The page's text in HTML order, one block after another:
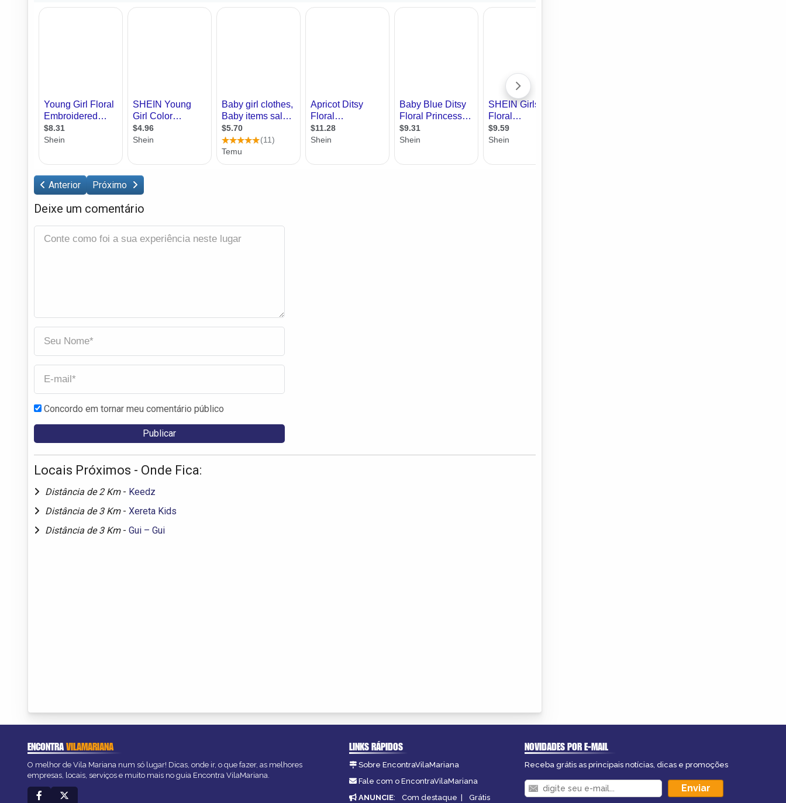
Anterior Próximo
Deixe um comentário
Concordo em tornar meu comentário público
Locais Próximos - Onde Fica:
Distância de 2 Km - Keedz
Distância de 3 Km - Xereta Kids
Distância de 3 Km - Gui – Gui
ENCONTRAVILAMARIANA
O melhor de Vila Mariana num só lugar! Dicas, onde ir, o que fazer, as melhores
empresas, locais, serviços e muito mais no guia Encontra VilaMariana.
LINKS RÁPIDOS
Sobre EncontraVilaMariana
Fale com o EncontraVilaMariana
ANUNCIE: Com destaque | Grátis
NOVIDADES POR E-MAIL
Receba grátis as principais notícias, dicas e promoções